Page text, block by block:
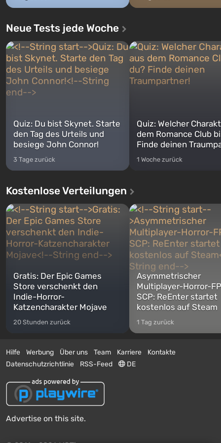
Neue Tests jede Woche
Quiz: Du bist Skynet. Starte
den Tag des Urteils und
besiege John Connor!
3 Tage zurück
Quiz: Welcher
dem Romance Club
Finde deinen
1 Woche zurück
Kostenlose Verteilungen
Gratis: Der Epic Games
Store verschenkt den
Indie-Horror-
Katzencharakter Mojave
20 Stunden zurück
Asymmetrischer
Multiplayer-Horror-
SCP: ReEnter startet
kostenlos auf Steam
1 Tag zurück
Hilfe Werbung Über uns Team Karriere
Kontakte
Datenschutzrichtlinie
RSS-Feed DE
Advertise on this site.